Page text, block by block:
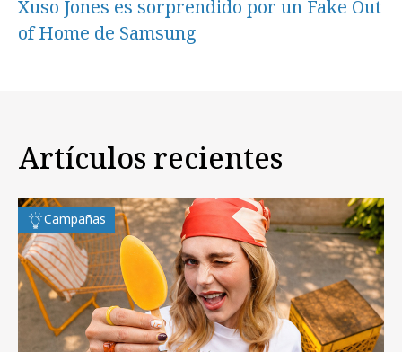
Xuso Jones es sorprendido por un Fake Out
of Home de Samsung
Artículos recientes
Campañas